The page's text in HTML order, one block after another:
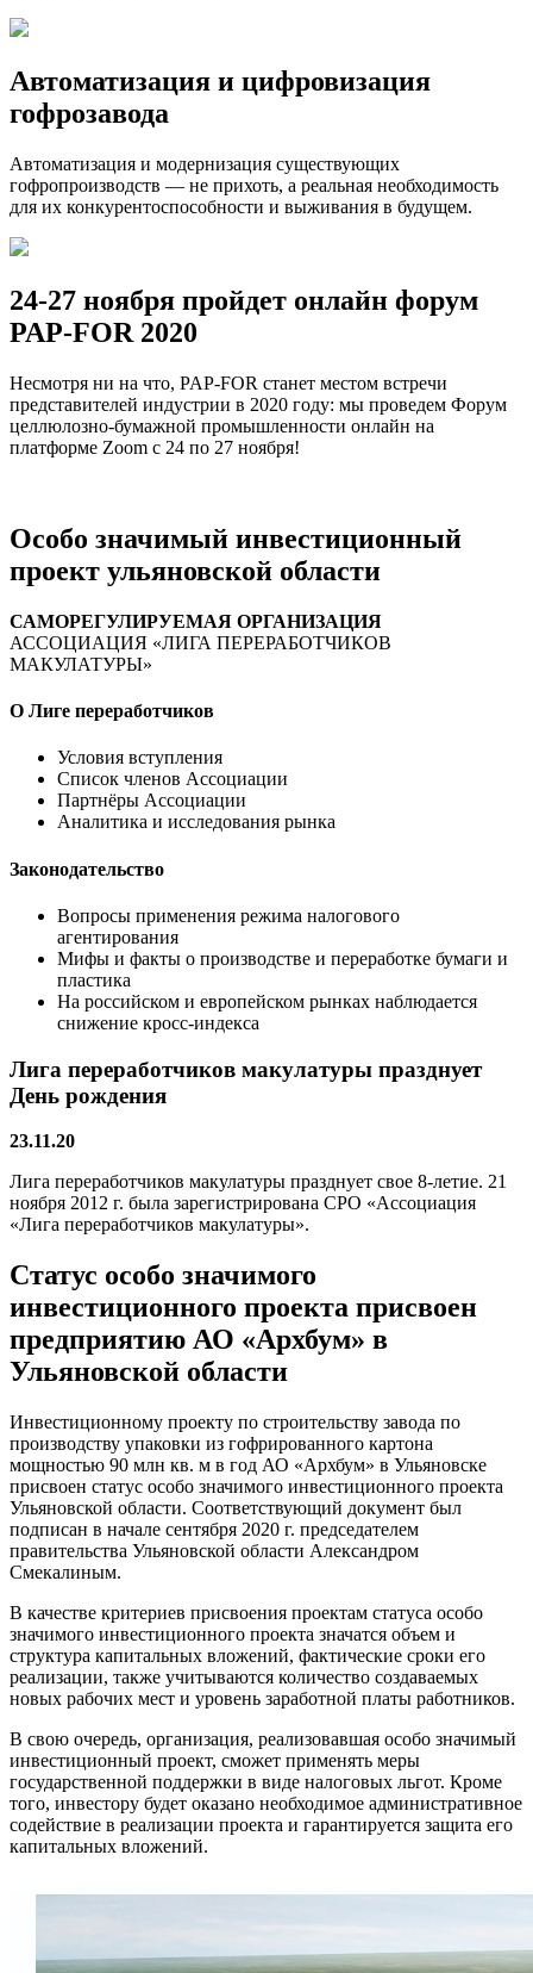
Автоматизация и цифровизация
гофрозавода
Автоматизация и модернизация существующих
гофропроизводств — не прихоть, а реальная необходимость
для их конкурентоспособности и выживания в будущем.
24-27 ноября пройдет онлайн форум
PAP-FOR 2020
Несмотря ни на что, PAP-FOR станет местом встречи
представителей индустрии в 2020 году: мы проведем Форум
целлюлозно-бумажной промышленности онлайн на
платформе Zoom c 24 по 27 ноября!
Особо значимый инвестиционный
проект ульяновской области
САМОРЕГУЛИРУЕМАЯ ОРГАНИЗАЦИЯ
АССОЦИАЦИЯ «ЛИГА ПЕРЕРАБОТЧИКОВ
МАКУЛАТУРЫ»
О Лиге переработчиков
Условия вступления
Список членов Ассоциации
Партнёры Ассоциации
Аналитика и исследования рынка
Законодательство
Вопросы применения режима налогового
агентирования
Мифы и факты о производстве и переработке бумаги и
пластика
На российском и европейском рынках наблюдается
снижение кросс-индекса
Лига переработчиков макулатуры празднует
День рождения
23.11.20
Лига переработчиков макулатуры празднует свое 8-летие. 21
ноября 2012 г. была зарегистрирована СРО «Ассоциация
«Лига переработчиков макулатуры».
Статус особо значимого
инвестиционного проекта присвоен
предприятию АО «Архбум» в
Ульяновской области
Инвестиционному проекту по строительству завода по
производству упаковки из гофрированного картона
мощностью 90 млн кв. м в год АО «Архбум» в Ульяновске
присвоен статус особо значимого инвестиционного проекта
Ульяновской области. Соответствующий документ был
подписан в начале сентября 2020 г. председателем
правительства Ульяновской области Александром
Смекалиным.
В качестве критериев присвоения проектам статуса особо
значимого инвестиционного проекта значатся объем и
структура капитальных вложений, фактические сроки его
реализации, также учитываются количество создаваемых
новых рабочих мест и уровень заработной платы работников.
В свою очередь, организация, реализовавшая особо значимый
инвестиционный проект, сможет применять меры
государственной поддержки в виде налоговых льгот. Кроме
того, инвестору будет оказано необходимое административное
содействие в реализации проекта и гарантируется защита его
капитальных вложений.